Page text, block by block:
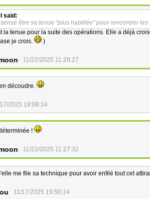
said:
être sa tenue "plus habillée" pour rencontrer
la tenue pour la suite des opérations. Elle a déjà
je crois.
)
11/22/2025 11:28:27
découdre.
2025 19:08:24
!
11/22/2025 11:27:32
me file sa technique pour avoir enfilé tout cet
11/17/2025 19:50:14